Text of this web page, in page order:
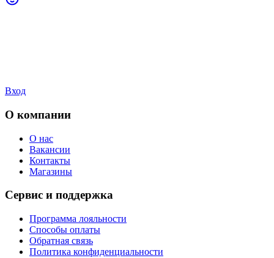
Вход
О компании
О нас
Вакансии
Контакты
Магазины
Сервис и поддержка
Программа лояльности
Способы оплаты
Обратная связь
Политика конфиденциальности